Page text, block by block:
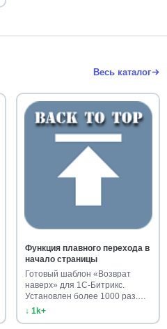
Весь каталог
Функция плавного перехода в
начало страницы
Готовый шаблон «Возврат
наверх» для 1С-Битрикс.
Установлен более 1000 раз.
Улучш…
↓ 1k+